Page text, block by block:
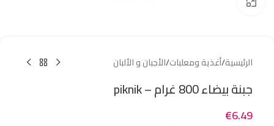
الرئيسية/أغذية ومعلبات/الأجبان و الألبان
جبنة بيضاء 800 غرام – piknik
€6.49